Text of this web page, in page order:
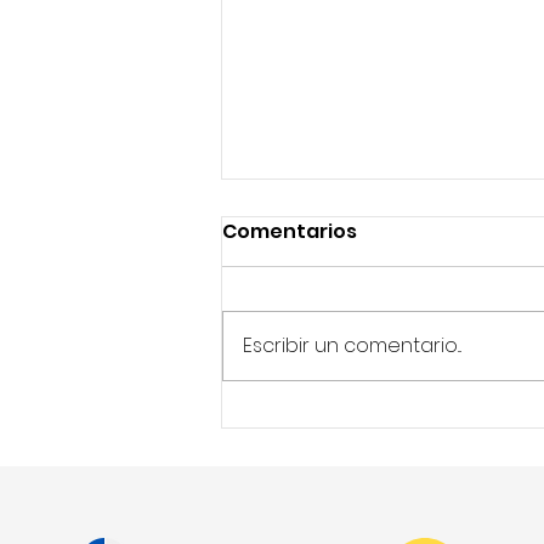
IA transformando las
Comentarios
Escribir un comentario...